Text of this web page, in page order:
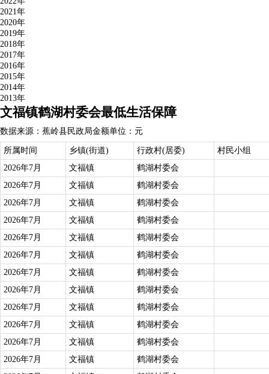
2021年
2020年
2019年
2018年
2017年
2016年
2015年
2014年
2013年
文福镇鹤湖村委会最低生活保障
数据来源：蕉岭县民政局金额单位：元
所属时间 乡镇(街道) 行政村(居委)
村民小组
2026年7月
文福镇
鹤湖村委会
2026年7月
文福镇
鹤湖村委会
2026年7月
文福镇
鹤湖村委会
2026年7月
文福镇
鹤湖村委会
2026年7月
文福镇
鹤湖村委会
2026年7月
文福镇
鹤湖村委会
2026年7月
文福镇
鹤湖村委会
2026年7月
文福镇
鹤湖村委会
2026年7月
文福镇
鹤湖村委会
2026年7月
文福镇
鹤湖村委会
2026年7月
文福镇
鹤湖村委会
2026年7月
文福镇
鹤湖村委会